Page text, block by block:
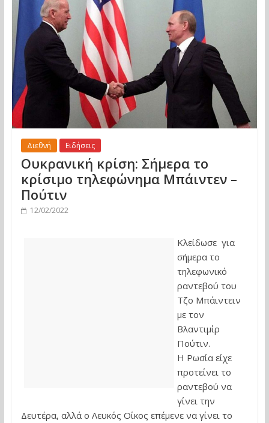
Διεθνή Ειδήσεις
Ουκρανική κρίση: Σήμερα το
κρίσιμο τηλεφώνημα Μπάιντεν –
Πούτιν
12/02/2022
Κλείδωσε για
σήμερα το
τηλεφωνικό
ραντεβού του
Τζο Μπάιντειν
με τον
Βλαντιμίρ
Πούτιν.
Η Ρωσία είχε
προτείνει το
ραντεβού να
γίνει την
Δευτέρα, αλλά ο Λευκός Οίκος επέμενε να γίνει το